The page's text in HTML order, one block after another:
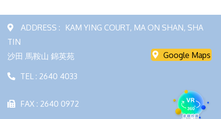
ADDRESS : KAM YING COURT, MA ON SHAN, SHA
TIN
沙田 馬鞍山 錦英苑
Google Maps
TEL : 2640 4033
FAX : 2640 0972